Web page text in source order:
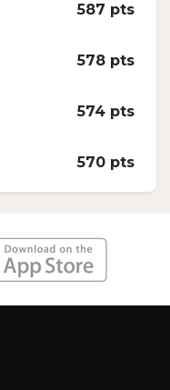
587 pts
578 pts
574 pts
570 pts